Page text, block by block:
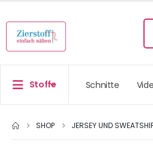
Stoffe Schnitte
SHOP JERSEY UND